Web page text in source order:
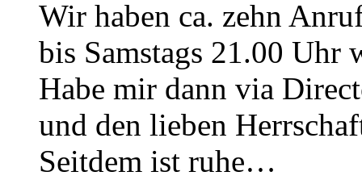
Wir haben ca. zehn
bis Samstags 21.00 Uhr
Habe mir dann via
und den lieben
Seitdem ist ruhe…